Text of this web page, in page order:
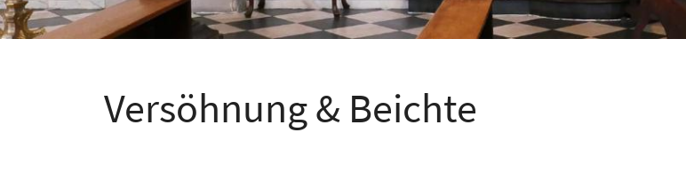
Versöhnung & Beichte